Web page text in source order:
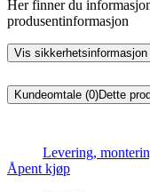
Her finner du
produsentinformasjon
Vis sikkerhetsinformasjon
Kundeomtale (0)Dette
Levering,
Åpent kjøp